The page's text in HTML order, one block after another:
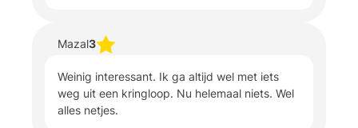
Mazal3
Weinig interessant. Ik ga altijd wel met iets
weg uit een kringloop. Nu helemaal niets. Wel
alles netjes.